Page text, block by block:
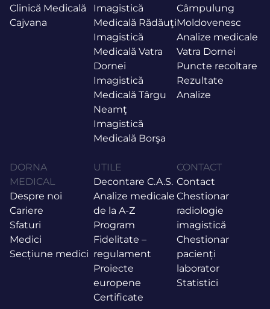
Clinică Medicală
Cajvana
Imagistică
Medicală Rădăuţi
Imagistică
Medicală Vatra
Dornei
Imagistică
Medicală Târgu
Neamţ
Imagistică
Medicală Borşa
Câmpulung
Moldovenesc
Analize medicale
Vatra Dornei
Puncte recoltare
Rezultate
Analize
DORNA
MEDICAL
Despre noi
Cariere
Sfaturi
Medici
Secțiune medici
UTILE
Decontare C.A.S.
Analize medicale
de la A-Z
Program
Fidelitate –
regulament
Proiecte
europene
Certificate
CONTACT
Contact
Chestionar
radiologie
imagistică
Chestionar
pacienți
laborator
Statistici